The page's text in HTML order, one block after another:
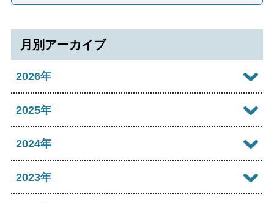
月別アーカイブ
2026年
2026年08月
2026年06月
2025年
2025年12月
2025年10月
2024年
2024年12月
2023年